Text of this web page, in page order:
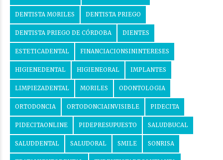
DENTISTA MORILES DENTISTA PRIEGO
DENTISTA PRIEGO DE CÓRDOBA DIENTES
ESTETICADENTAL FINANCIACIONSININTERESES
HIGIENEDENTAL HIGIENEORAL IMPLANTES
LIMPIEZADENTAL MORILES ODONTOLOGIA
ORTODONCIA ORTODONCIAINVISIBLE PIDECITA
PIDECITAONLINE PIDEPRESUPUESTO SALUDBUCAL
SALUDDENTAL SALUDORAL SMILE SONRISA